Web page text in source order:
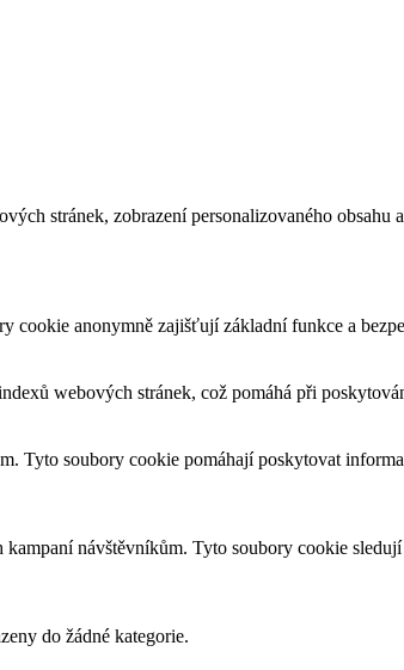
stránek, zobrazení personalizovaného
cookie anonymně zajišťují základní funkce a
webových stránek, což pomáhá při
Tyto soubory cookie pomáhají poskytovat
návštěvníkům. Tyto soubory cookie
do žádné kategorie.